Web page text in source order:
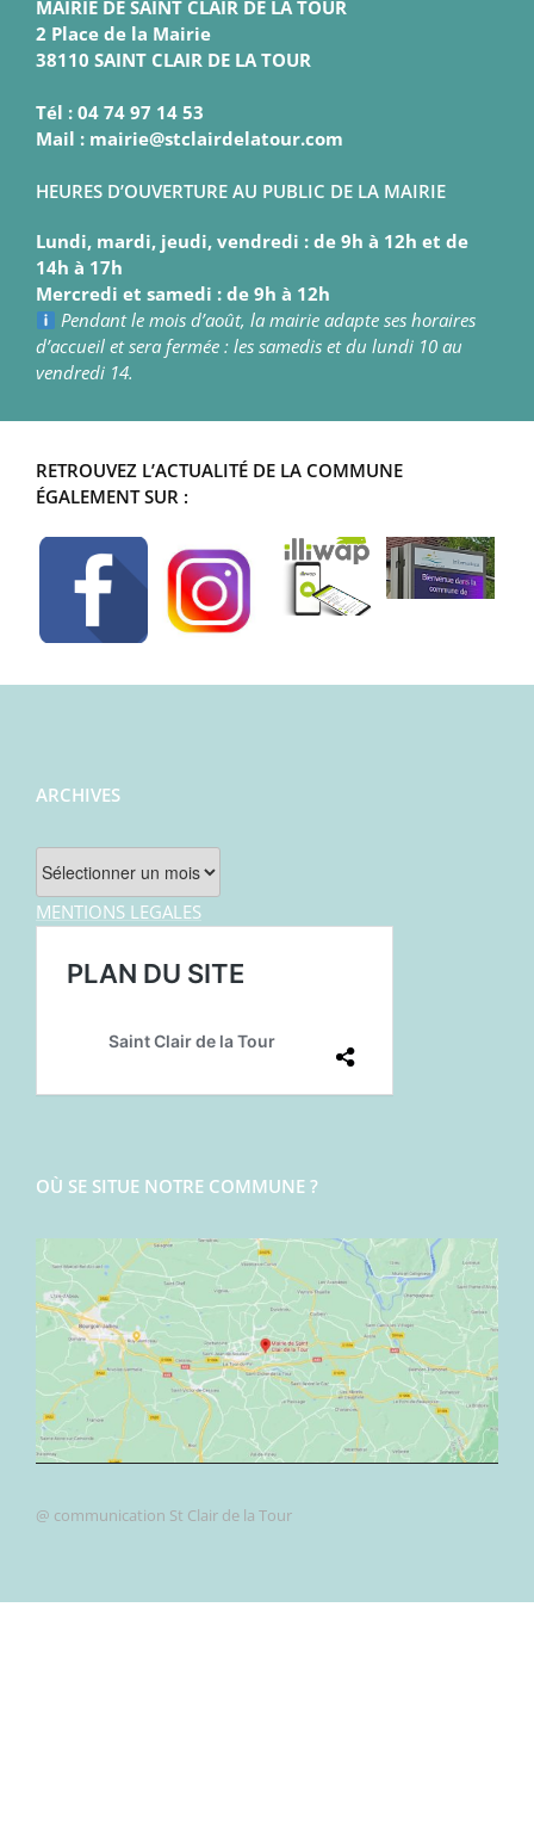
MAIRIE DE SAINT CLAIR DE LA TOUR
2 Place de la Mairie
38110 SAINT CLAIR DE LA TOUR
Tél : 04 74 97 14 53
Mail : mairie@stclairdelatour.com
HEURES D’OUVERTURE AU PUBLIC DE LA MAIRIE
Lundi, mardi, jeudi, vendredi : de 9h à 12h et de
14h à 17h
Mercredi et samedi : de 9h à 12h
Pendant le mois d’août, la mairie adapte ses horaires
d’accueil et sera fermée : les samedis et du lundi 10 au
vendredi 14.
RETROUVEZ L’ACTUALITÉ DE LA COMMUNE
ÉGALEMENT SUR :
ARCHIVES
Archives
MENTIONS LEGALES
OÙ SE SITUE NOTRE COMMUNE ?
@ communication St Clair de la Tour